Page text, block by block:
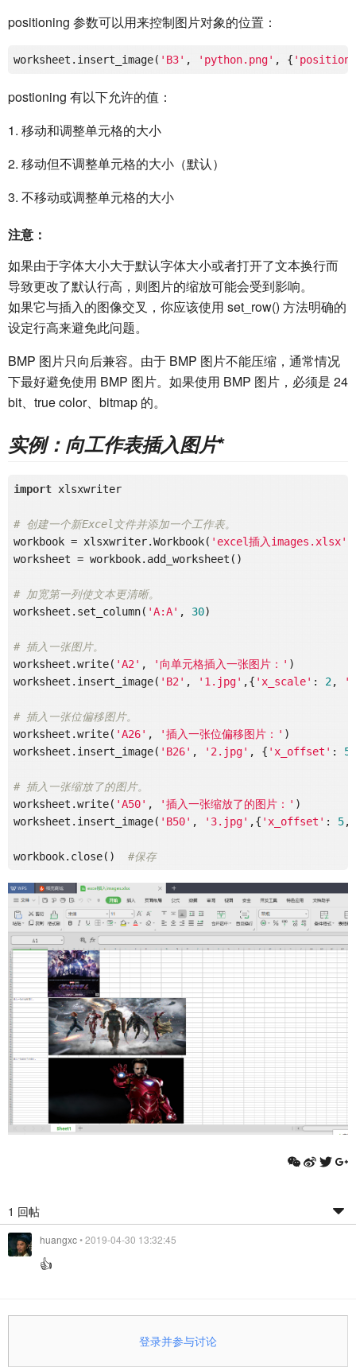
positioning 参数可以用来控制图片对象的位置：
worksheet.insert_image( 'B3' , 'python.png' , {
postioning 有以下允许的值：
1. 移动和调整单元格的大小
2. 移动但不调整单元格的大小（默认）
3. 不移动或调整单元格的大小
注意：
如果由于字体大小大于默认字体大小或者打开了文本换行而
导致更改了默认行高，则图片的缩放可能会受到影响。
如果它与插入的图像交叉，你应该使用 set_row() 方法明确的
设定行高来避免此问题。
BMP 图片只向后兼容。由于 BMP 图片不能压缩，通常情况
下最好避免使用 BMP 图片。如果使用 BMP 图片，必须是 24
bit、true color、bitmap 的。
实例：向工作表插入图片*
import xlsxwriter
# 创建一个新Excel文件并添加一个工作表。
workbook = xlsxwriter.Workbook( 'excel插入images.xlsx'
worksheet = workbook.add_worksheet()
# 加宽第一列使文本更清晰。
worksheet.set_column( 'A:A' , 30)
# 插入一张图片。
worksheet.write( 'A2' , '向单元格插入一张图片：' )
worksheet.insert_image( 'B2' , '1.jpg' ,{ 'x_scale' : 2,
# 插入一张位偏移图片。
worksheet.write( 'A26' , '插入一张位偏移图片：' )
worksheet.insert_image( 'B26' , '2.jpg' , { 'x_offset' : 5
# 插入一张缩放了的图片。
worksheet.write( 'A50' , '插入一张缩放了的图片：' )
worksheet.insert_image( 'B50' , '3.jpg' ,{ 'x_offset' : 5,
workbook.close() #保存
1 回帖
huangxc• 2019-04-30 13:32:45
👍
登录并参与讨论